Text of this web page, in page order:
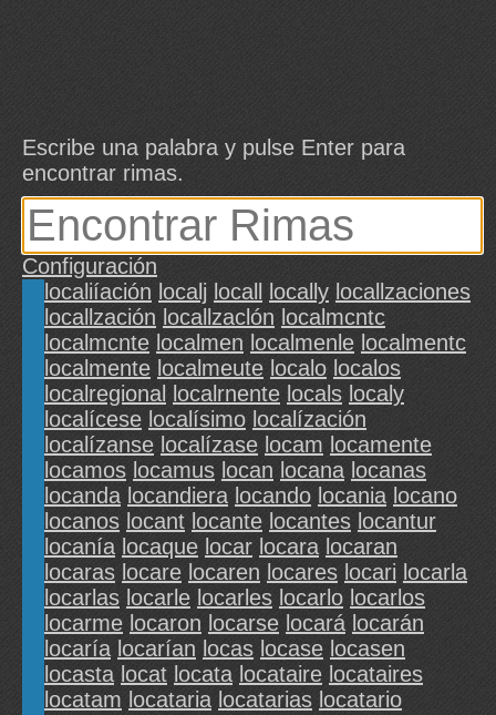
Escribe una palabra y pulse Enter para
encontrar rimas.
Configuración
localiíación localj locall locally locallzaciones
locallzación locallzaclón localmcntc
localmcnte localmen localmenle localmentc
localmente localmeute localo localos
localregional
localrnente locals localy
localícese localísimo localízación
localízanse localízase locam locamente
locamos locamus locan locana locanas
locanda locandiera locando locania locano
locanos locant locante locantes locantur
locanía locaque locar locara locaran
locaras locare locaren locares locari locarla
locarlas locarle locarles locarlo locarlos
locarme locaron locarse locará locarán
locaría locarían locas locase locasen
locasta locat locata locataire locataires
locatam locataria locatarias locatario